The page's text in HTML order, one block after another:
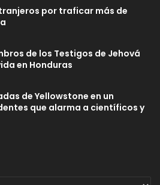
por traficar más de
de los Testigos de Jehová
en Honduras
de Yellowstone en un
que alarma a científicos y